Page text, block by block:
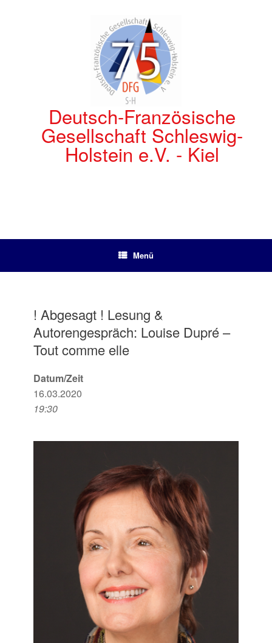
Deutsch-Französische
Gesellschaft Schleswig-
Holstein e.V. - Kiel
Menü
! Abgesagt ! Lesung &
Autorengespräch: Louise Dupré –
Tout comme elle
Datum/Zeit
16.03.2020
19:30